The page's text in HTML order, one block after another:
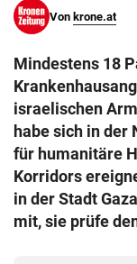
Von krone.at
Mindestens 18
israelischen
habe sich in
für humanitäre
Korridors
in der Stadt
mit, sie prüfe